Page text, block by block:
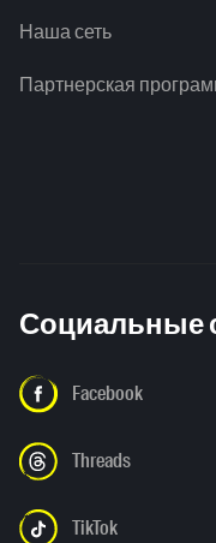
Наша сеть
Партнерская
Социальные
Facebook
Threads
TikTok